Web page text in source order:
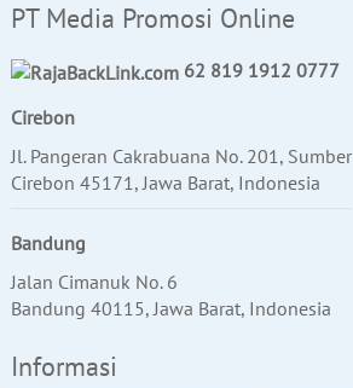
PT Media Promosi Online
62 819 1912 0777
Cirebon
Jl. Pangeran Cakrabuana No. 201, Sumber
Cirebon 45171, Jawa Barat, Indonesia
Bandung
Jalan Cimanuk No. 6
Bandung 40115, Jawa Barat, Indonesia
Informasi